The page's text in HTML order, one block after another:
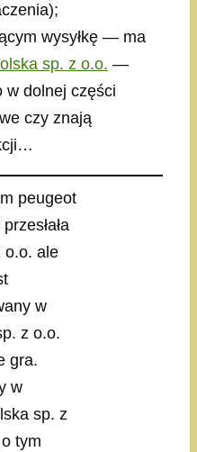
wysyłkę — ma
sp. z o.o. —
w dolnej części
czy znają
o.o. ale
w
z o.o.
gra.
w
sp. z
tym